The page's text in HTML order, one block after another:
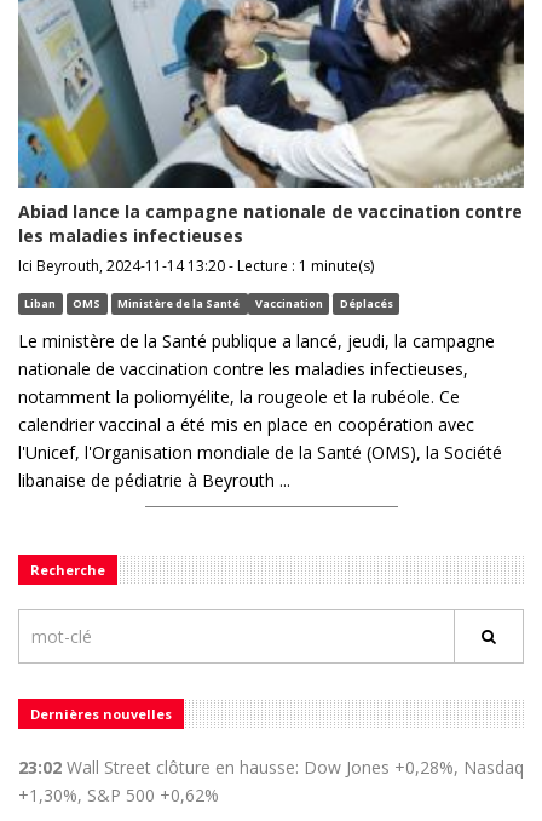
Abiad lance la campagne nationale de vaccination contre
les maladies infectieuses
Ici Beyrouth, 2024-11-14 13:20 - Lecture : 1 minute(s)
Liban OMS Ministère de la Santé Vaccination Déplacés
Le ministère de la Santé publique a lancé, jeudi, la campagne
nationale de vaccination contre les maladies infectieuses,
notamment la poliomyélite, la rougeole et la rubéole. Ce
calendrier vaccinal a été mis en place en coopération avec
l'Unicef, l'Organisation mondiale de la Santé (OMS), la Société
libanaise de pédiatrie à Beyrouth ...
Recherche
Dernières nouvelles
23:02 Wall Street clôture en hausse: Dow Jones +0,28%, Nasdaq
+1,30%, S&P 500 +0,62%